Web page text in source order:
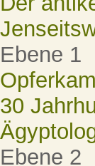
Ebene 1
30
Ebene 2